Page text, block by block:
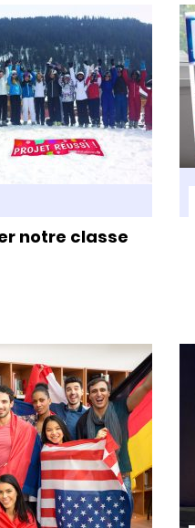
notre classe